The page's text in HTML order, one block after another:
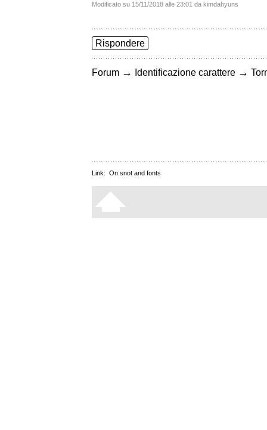
Modificato su 15/11/2018 alle 23:01 da kimdahyuns
Rispondere
Forum → Identificazione carattere →
Link: On snot and fonts